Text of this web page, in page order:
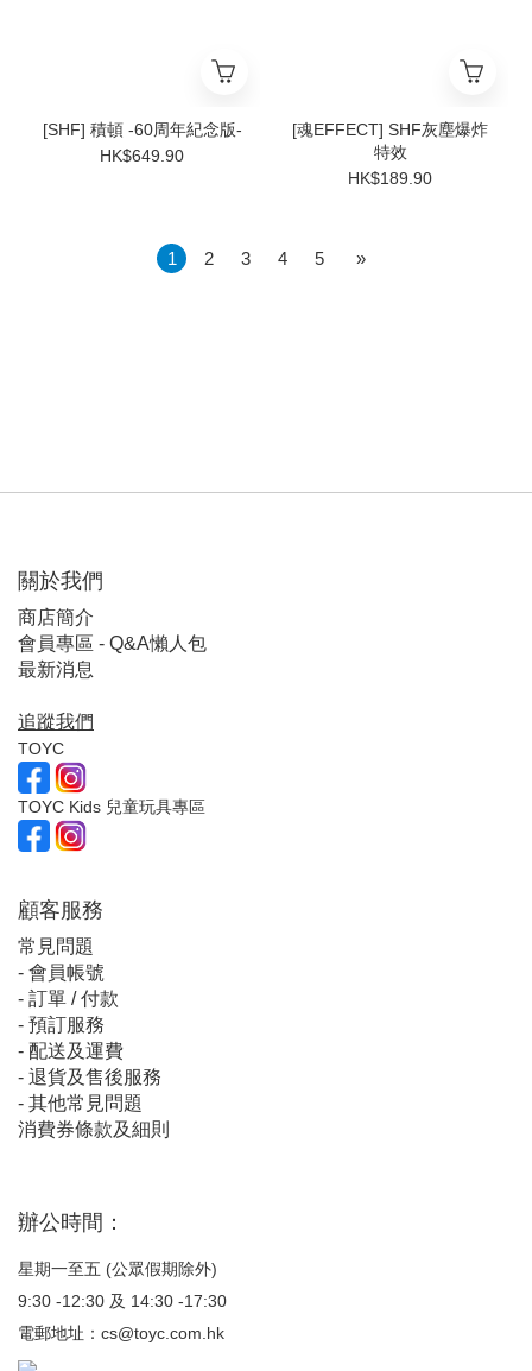
[SHF] 積頓 -60周年紀念版-
HK$649.90
[魂EFFECT] SHF灰塵爆炸
特效
HK$189.90
1 2 3 4 5 »
關於我們
商店簡介
會員專區 - Q&A懶人包
最新消息
追蹤我們
TOYC
TOYC Kids 兒童玩具專區
顧客服務
常見問題
- 會員帳號
- 訂單 / 付款
- 預訂服務
- 配送及運費
- 退貨及售後服務
- 其他常見問題
消費券條款及細則
辦公時間：
星期一至五 (公眾假期除外)
9:30 -12:30 及 14:30 -17:30
電郵地址： cs@toyc.com.hk